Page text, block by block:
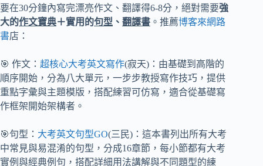
要在30分鐘內寫完漂亮作文、翻譯得6-8分，絕對需要強
大的作文寶典＋實用的句型 、 翻譯書 。推薦博客來網路
書店：
🎯 作文： 超核心大考英文寫作(寂天)：由基礎到高階的
順序開始，分為八大單元，一步步教授寫作技巧，提供
重點字彙與主題模版，搭配練習可仿寫，適合從基礎寫
作框架開始架構者。
🎯句型： 大考英文句型GO(三民)：這本書列出所有大考
中常見與易混淆的句型，分成16章節，每小節都有大考
實例與經典例句，搭配詳細用法講解與不同題型的練